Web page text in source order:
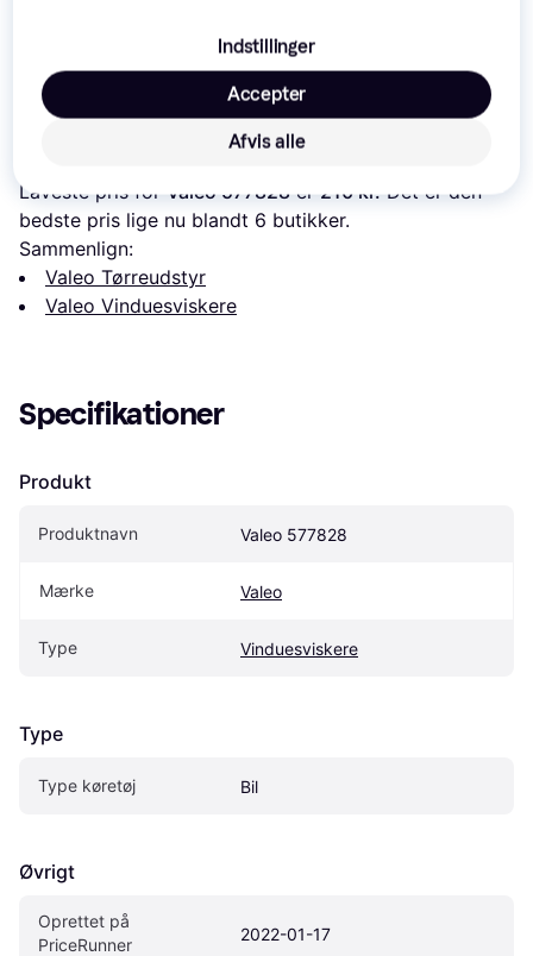
161 kr.
Bosch H 353
59 kr.
139 kr.
Læs om produktet
Laveste pris for Valeo 577828 er 210 kr. Det er den
bedste pris lige nu blandt 6 butikker.
Sammenlign:
Valeo Tørreudstyr
Valeo Vinduesviskere
Specifikationer
Produkt
Produktnavn Valeo 577828
Mærke Valeo
Type Vinduesviskere
Type
Type køretøj Bil
Øvrigt
Oprettet på
PriceRunner
2022-01-17
Indstillinger
Afvis alle
Accepter